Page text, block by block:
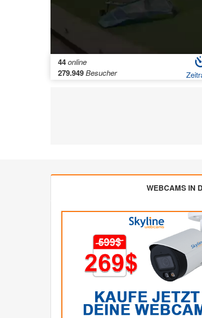
44online
279.949Besucher
WEBCAMS IN